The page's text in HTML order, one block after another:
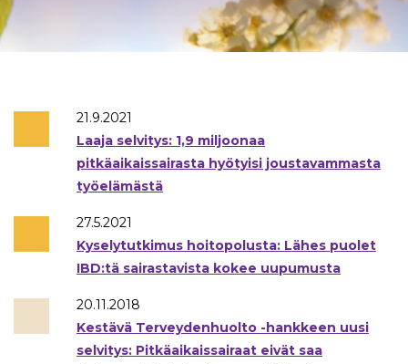
21.9.2021
Laaja selvitys: 1,9 miljoonaa
pitkäaikaissairasta hyötyisi joustavammasta
työelämästä
27.5.2021
Kyselytutkimus hoitopolusta: Lähes puolet
IBD:tä sairastavista kokee uupumusta
20.11.2018
Kestävä Terveydenhuolto -hankkeen uusi
selvitys: Pitkäaikaissairaat eivät saa